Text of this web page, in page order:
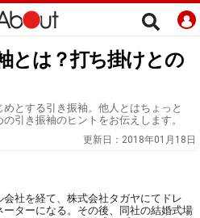
とは？打ち掛けとの
とする引き振袖。他人とはちょっと
引き振袖のヒントをお伝えします。
更新日： 2018年01月18日
会社を経て、株式会社タガヤにてドレ
ーターになる。その後、同社の結婚式場